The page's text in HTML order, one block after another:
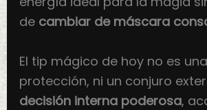
de cambiar de máscara
El tip mágico de hoy no es
protección, ni un conjuro
decisión interna poderosa,